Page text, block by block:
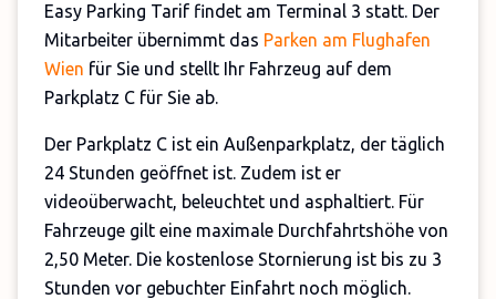
Easy Parking Tarif findet am Terminal 3 statt. Der
Mitarbeiter übernimmt das Parken am Flughafen
Wien für Sie und stellt Ihr Fahrzeug auf dem
Parkplatz C für Sie ab.
Der Parkplatz C ist ein Außenparkplatz, der täglich
24 Stunden geöffnet ist. Zudem ist er
videoüberwacht, beleuchtet und asphaltiert. Für
Fahrzeuge gilt eine maximale Durchfahrtshöhe von
2,50 Meter. Die kostenlose Stornierung ist bis zu 3
Stunden vor gebuchter Einfahrt noch möglich.